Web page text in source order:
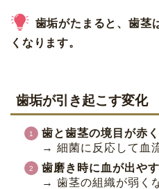
歯垢がたまると、歯茎
くなります。
歯垢が引き起こす変化
歯と歯茎の境目が赤
→ 細菌に反応して血
歯磨き時に血が出や
→ 歯茎の組織が弱く